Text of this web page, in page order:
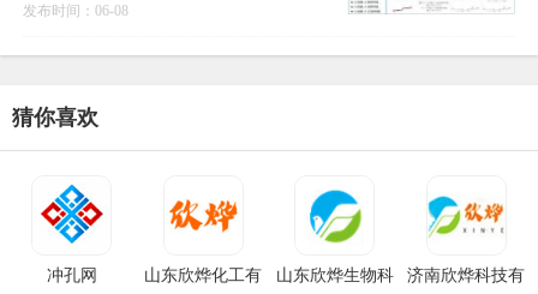
防黄剂HN-150，防黄剂,丁酰肼原药,异戊
发布时间：06-08
猜你喜欢
冲孔网
山东欣烨化工有
山东欣烨生物科
济南欣烨科技有